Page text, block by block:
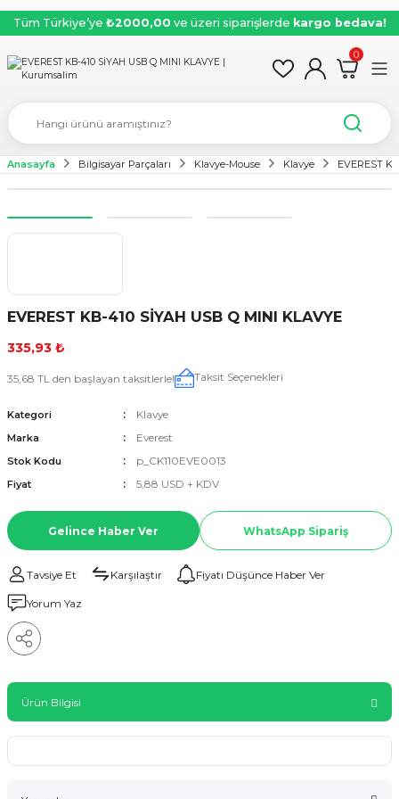
Tüm Türkiye’ye ₺2000,00 ve üzeri siparişlerde kargo bedava!
0
Anasayfa Bilgisayar Parçaları Klavye-Mouse Klavye EVEREST
EVEREST KB-410 SİYAH USB Q MINI KLAVYE
335,93 ₺
35,68 TL den başlayan taksitlerle! Taksit Seçenekleri
Kategori Klavye
Marka Everest
Stok Kodu p_CK110EVE0013
Fiyat 5,88 USD + KDV
Gelince Haber Ver WhatsApp Sipariş
Tavsiye Et Karşılaştır Fiyatı Düşünce Haber Ver
Yorum Yaz
Ürün Bilgisi